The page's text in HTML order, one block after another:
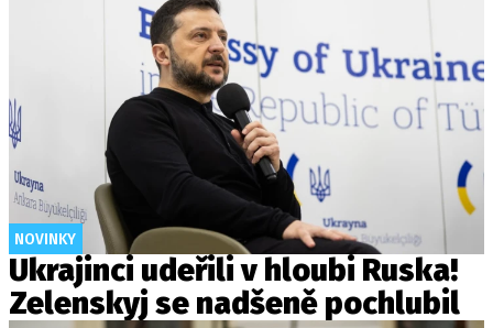
NOVINKY
Ukrajinci udeřili v hloubi Ruska!
Zelenskyj se nadšeně pochlubil